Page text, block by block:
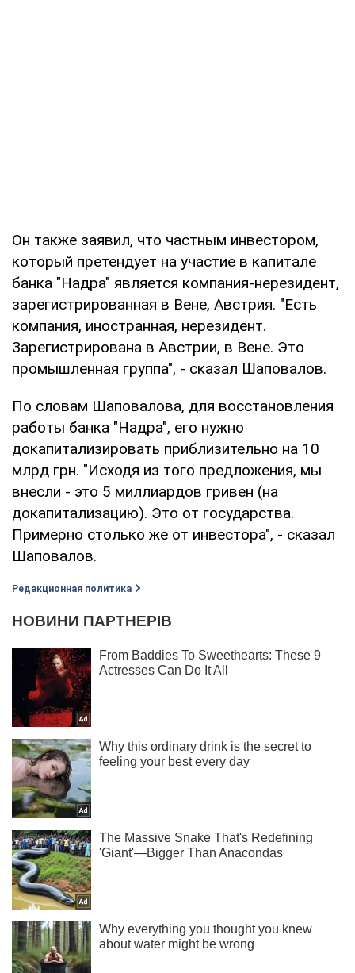
Он также заявил, что частным инвестором,
который претендует на участие в капитале
банка "Надра" является компания-нерезидент,
зарегистрированная в Вене, Австрия. "Есть
компания, иностранная, нерезидент.
Зарегистрирована в Австрии, в Вене. Это
промышленная группа", - сказал Шаповалов.
По словам Шаповалова, для восстановления
работы банка "Надра", его нужно
докапитализировать приблизительно на 10
млрд грн. "Исходя из того предложения, мы
внесли - это 5 миллиардов гривен (на
докапитализацию). Это от государства.
Примерно столько же от инвестора", - сказал
Шаповалов.
Редакционная политика